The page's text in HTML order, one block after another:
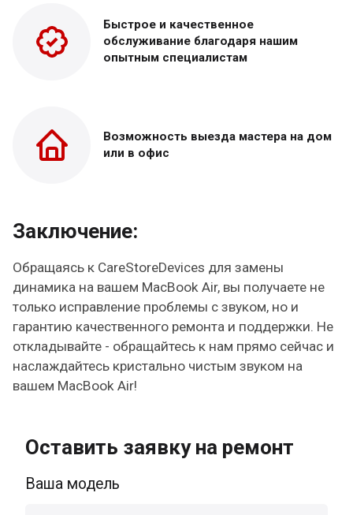
Быстрое и качественное
обслуживание благодаря нашим
опытным специалистам
Возможность выезда мастера на дом
или в офис
Заключение:
Обращаясь к CareStoreDevices для замены
динамика на вашем MacBook Air, вы получаете не
только исправление проблемы с звуком, но и
гарантию качественного ремонта и поддержки. Не
откладывайте - обращайтесь к нам прямо сейчас и
наслаждайтесь кристально чистым звуком на
вашем MacBook Air!
Оставить заявку на ремонт
Ваша модель